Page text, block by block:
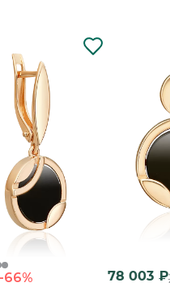
-66% 78 003 ₽